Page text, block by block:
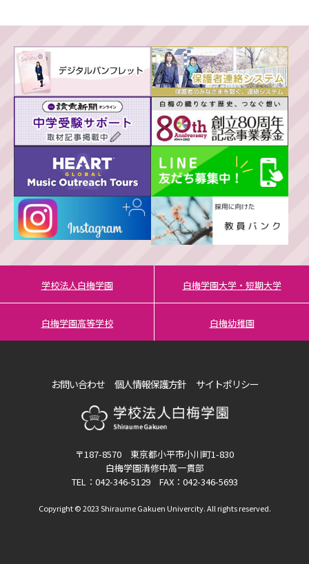
学校法人白梅学園 白梅学園大学・短期大学
白梅学園高等学校 白梅幼稚園
〒187-8570 東京都小平市小川町1-830
白梅学園清修中高一貫部
TEL：042-346-5129 FAX：042-346-5693
お問い合わせ 個人情報保護方針 サイトポリシー
Copyright © 2023 Shiraume Gakuen Univercity. All rights reserved.